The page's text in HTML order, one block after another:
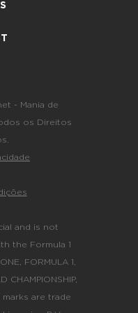
- Mania de
os Direitos
and is not
the Formula 1
FORMULA 1,
CHAMPIONSHIP,
marks are trade